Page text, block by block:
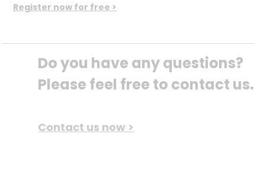
Register now for free >
Do you have any questions?
Please feel free to contact us.
Contact us now >